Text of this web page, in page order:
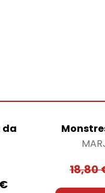
da
€
18,80